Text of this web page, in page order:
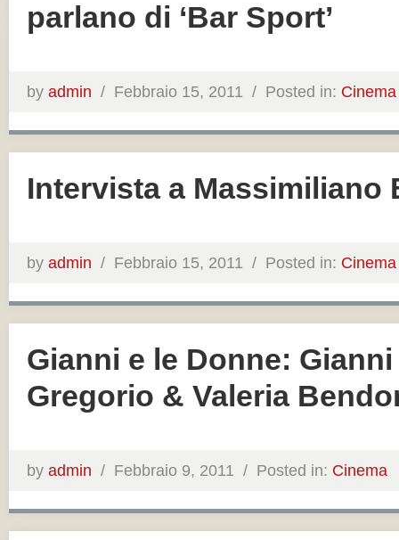
parlano di ‘Bar Sport’
by admin / Febbraio 15, 2011 / Posted in: Cinema
Intervista a Massimiliano
by admin / Febbraio 15, 2011 / Posted in: Cinema
Gianni e le Donne: Gianni
Gregorio & Valeria
by admin / Febbraio 9, 2011 / Posted in: Cinema